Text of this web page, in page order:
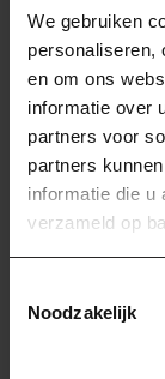
We gebruiken
personaliseren,
en om ons
informatie over
partners voor
partners
informatie die u
verzameld op
Noodzakelijk